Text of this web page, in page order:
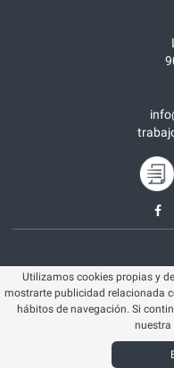
© Easyoffer 2026.
Utilizamos cookies propias y
mostrarte publicidad relacionada
hábitos de navegación. Si
nuestra